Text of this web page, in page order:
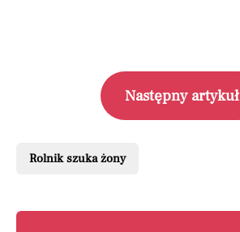
Następny artykuł
Rolnik szuka żony